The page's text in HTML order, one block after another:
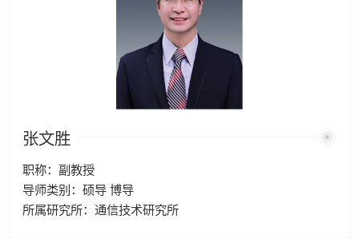
张文胜
职称：副教授
导师类别：硕导 博导
所属研究所：通信技术研究所